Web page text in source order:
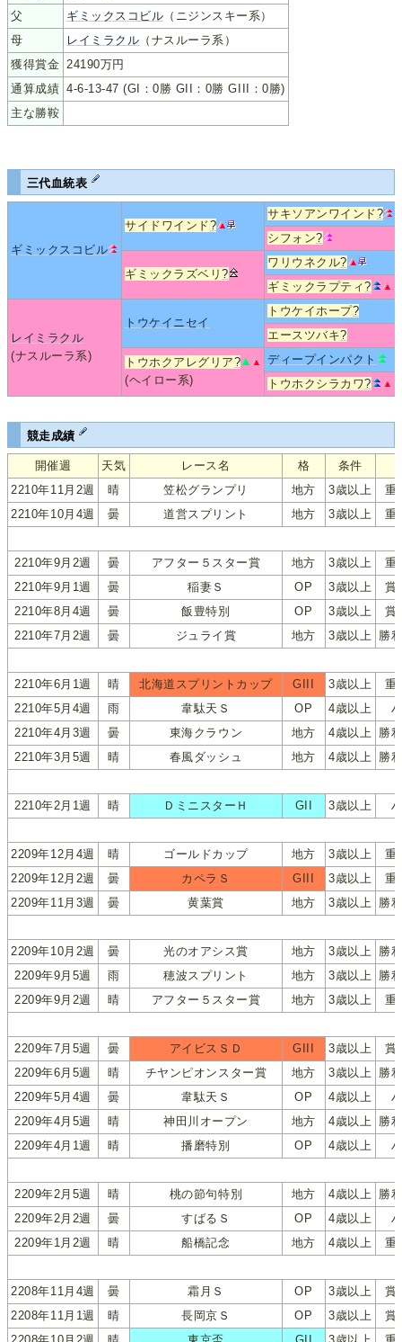
父
ギミックスコビル （ニジンスキー系）
母
レイミラクル （ナスルーラ系）
獲得賞金 24190万円
通算成績 4-6-13-47 (GI：0勝 GII：0勝 GIII：0勝)
主な勝鞍
三代血統表
ギミックスコビル
サイドワインド?
サキソアンワインド?
シフォン?
ギミックラズベリ?
ワリウネクル?
ギミックラプティ?
レイミラクル
(ナスルーラ系)
トウケイニセイ
トウケイホープ?
エースツバキ?
トウホクアレグリア?
(ヘイロー系)
ディープインパクト
トウホクシラカワ?
競走成績
開催週 天気 レース名 格 条件
2210年11月2週
晴 笠松グランプリ 地方 3歳以上
重
2210年10月4週
曇 道営スプリント 地方 3歳以上 重
2210年9月2週 曇 アフター５スター賞 地方 3歳以上
重
2210年9月1週
曇 稲妻Ｓ OP 3歳以上
賞
2210年8月4週
曇 飯豊特別 OP 3歳以上
賞
2210年7月2週
曇 ジュライ賞 地方 3歳以上 勝
2210年6月1週 晴 北海道スプリントカップ GIII 3歳以上
重
2210年5月4週
雨 韋駄天Ｓ OP 4歳以上
2210年4月3週
曇 東海クラウン 地方 4歳以上 勝
2210年3月5週
晴 春風ダッシュ 地方 4歳以上 勝
2210年2月1週 晴 ＤミニスターＨ GII 3歳以上
2209年12月4週 晴 ゴールドカップ 地方 3歳以上
重
2209年12月2週
曇 カペラＳ GIII 3歳以上
重
2209年11月3週
曇 黄葉賞 地方 3歳以上 勝
2209年10月2週 曇 光のオアシス賞 地方 3歳以上 勝
2209年9月5週
雨 穂波スプリント 地方 3歳以上 勝
2209年9月2週
晴 アフター５スター賞 地方 3歳以上 重
2209年7月5週 曇 アイビスＳＤ GIII 3歳以上
賞
2209年6月5週
晴 チヤンピオンスター賞 地方 3歳以上 勝
2209年5月4週
曇 韋駄天Ｓ OP 4歳以上
2209年4月5週
晴 神田川オープン 地方 4歳以上 勝
2209年4月1週
晴 播磨特別 OP 4歳以上
2209年2月5週 晴 桃の節句特別 地方 4歳以上 勝
2209年2月2週
曇 すばるＳ OP 4歳以上
2209年1月2週
晴 船橋記念 地方 4歳以上 重
2208年11月4週 曇 霜月Ｓ OP 3歳以上
賞
2208年11月1週
晴 長岡京Ｓ OP 3歳以上
賞